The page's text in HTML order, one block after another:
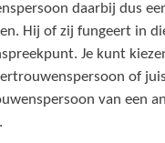
daarbij dus
Hij of zij fungeert in
Je kunt
of
van een